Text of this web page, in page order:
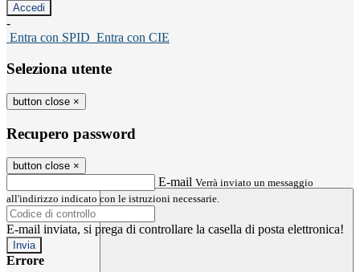
-
Entra con SPID Entra con CIE
Seleziona utente
button close ×
Recupero password
button close ×
E-mail Verrà inviato un messaggio
all'indirizzo indicato con le istruzioni necessarie.
E-mail inviata, si prega di controllare la casella di posta elettronica!
Errore